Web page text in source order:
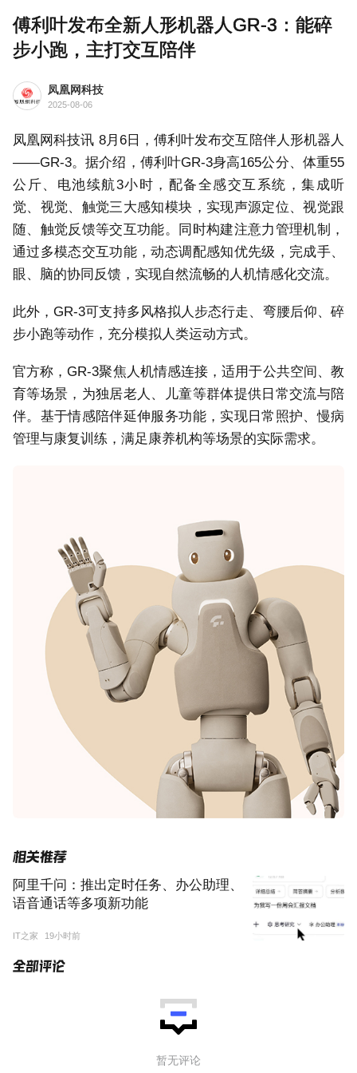
傅利叶发布全新人形机器人GR-3：能碎
步小跑，主打交互陪伴
凤凰网科技
2025-08-06
凤凰网科技讯 8月6日，傅利叶发布交互陪伴人形机器人
——GR-3。据介绍，傅利叶GR-3身高165公分、体重55
公斤、电池续航3小时，配备全感交互系统，集成听
觉、视觉、触觉三大感知模块，实现声源定位、视觉跟
随、触觉反馈等交互功能。同时构建注意力管理机制，
通过多模态交互功能，动态调配感知优先级，完成手、
眼、脑的协同反馈，实现自然流畅的人机情感化交流。
此外，GR-3可支持多风格拟人步态行走、弯腰后仰、碎
步小跑等动作，充分模拟人类运动方式。
官方称，GR-3聚焦人机情感连接，适用于公共空间、教
育等场景，为独居老人、儿童等群体提供日常交流与陪
伴。基于情感陪伴延伸服务功能，实现日常照护、慢病
管理与康复训练，满足康养机构等场景的实际需求。
阿里千问：推出定时任务、办公助理、
语音通话等多项新功能
IT之家 19小时前
暂无评论